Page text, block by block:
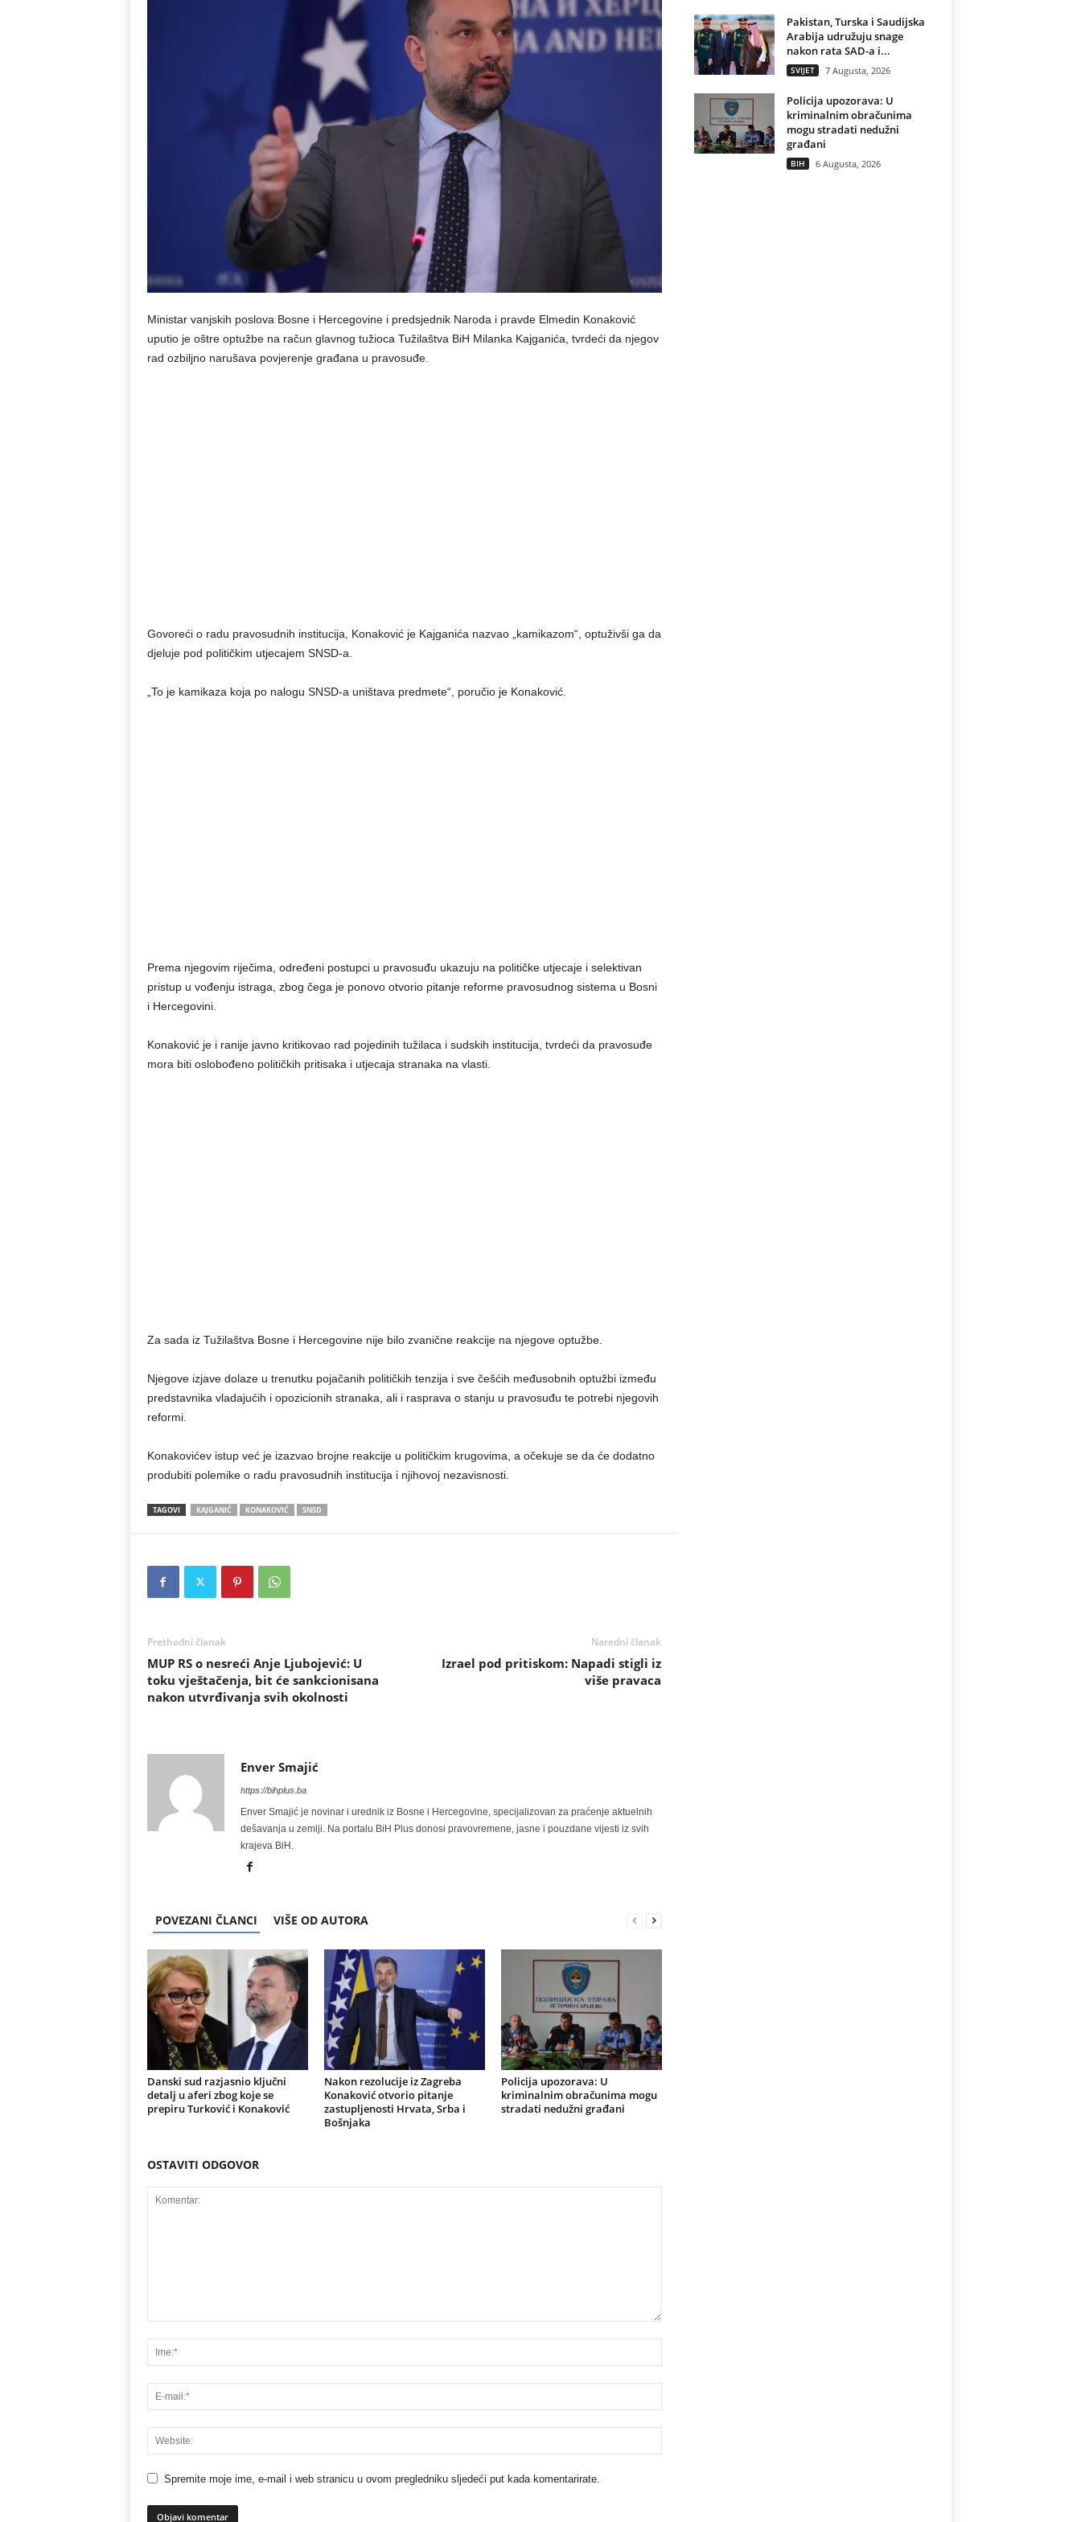
Ministar vanjskih poslova Bosne i Hercegovine i predsjednik Naroda i pravde Elmedin Konaković
uputio je oštre optužbe na račun glavnog tužioca Tužilaštva BiH Milanka Kajganića, tvrdeći da njegov
rad ozbiljno narušava povjerenje građana u pravosuđe.
Govoreći o radu pravosudnih institucija, Konaković je Kajganića nazvao „kamikazom“, optuživši ga da
djeluje pod političkim utjecajem SNSD-a.
„To je kamikaza koja po nalogu SNSD-a uništava predmete“, poručio je Konaković.
Prema njegovim riječima, određeni postupci u pravosuđu ukazuju na političke utjecaje i selektivan
pristup u vođenju istraga, zbog čega je ponovo otvorio pitanje reforme pravosudnog sistema u Bosni
i Hercegovini.
Konaković je i ranije javno kritikovao rad pojedinih tužilaca i sudskih institucija, tvrdeći da pravosuđe
mora biti oslobođeno političkih pritisaka i utjecaja stranaka na vlasti.
Za sada iz Tužilaštva Bosne i Hercegovine nije bilo zvanične reakcije na njegove optužbe.
Njegove izjave dolaze u trenutku pojačanih političkih tenzija i sve češćih međusobnih optužbi između
predstavnika vladajućih i opozicionih stranaka, ali i rasprava o stanju u pravosuđu te potrebi njegovih
reformi.
Konakovićev istup već je izazvao brojne reakcije u političkim krugovima, a očekuje se da će dodatno
produbiti polemike o radu pravosudnih institucija i njihovoj nezavisnosti.
TAGOVI KAJGANIĆ KONAKOVIĆ SNSD
Prethodni članak
MUP RS o nesreći Anje Ljubojević: U
toku vještačenja, bit će sankcionisana
nakon utvrđivanja svih okolnosti
Naredni članak
Izrael pod pritiskom: Napadi stigli iz
više pravaca
Enver Smajić
https://bihplus.ba
Enver Smajić je novinar i urednik iz Bosne i Hercegovine, specijalizovan za praćenje aktuelnih
dešavanja u zemlji. Na portalu BiH Plus donosi pravovremene, jasne i pouzdane vijesti iz svih
krajeva BiH.
POVEZANI ČLANCI VIŠE OD AUTORA
Danski sud razjasnio ključni
detalj u aferi zbog koje se
prepiru Turković i Konaković
Nakon rezolucije iz Zagreba
Konaković otvorio pitanje
zastupljenosti Hrvata, Srba i
Bošnjaka
Policija upozorava: U
kriminalnim obračunima mogu
stradati nedužni građani
OSTAVITI ODGOVOR
Spremite moje ime, e-mail i web stranicu u ovom pregledniku sljedeći put kada komentarirate.
Pakistan, Turska i Saudijska
Arabija udružuju snage
nakon rata SAD-a i...
SVIJET 7 Augusta, 2026
Policija upozorava: U
kriminalnim obračunima
mogu stradati nedužni
građani
BIH 6 Augusta, 2026